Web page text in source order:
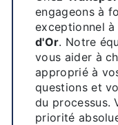
engageons à
exceptionnel
d'Or. Notre
vous aider à
approprié à
questions et
du processus.
priorité